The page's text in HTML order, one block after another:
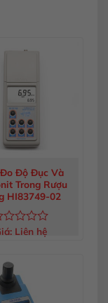
Độ Đục Và
Trong Rượu
HI83749-02
Liên hệ